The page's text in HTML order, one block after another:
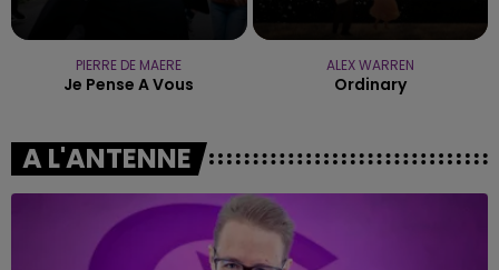
PIERRE DE MAERE
Je Pense A Vous
ALEX WARREN
Ordinary
A L'ANTENNE